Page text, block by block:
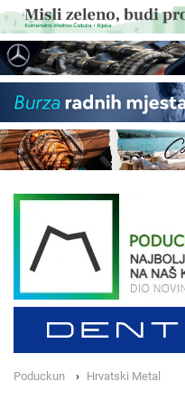
Poduckun Hrvatski Metal